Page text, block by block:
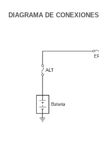
DIAGRAMA DE CONEXIONES